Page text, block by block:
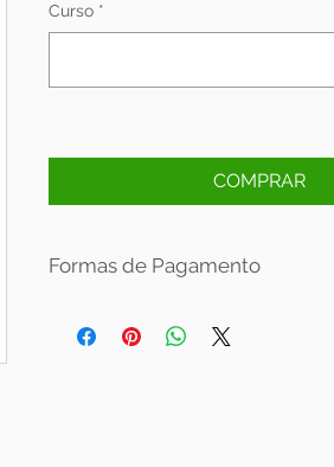
Curso *
COMPRAR
Formas de Pagamento
Valor com desconto: 6x sem juros.